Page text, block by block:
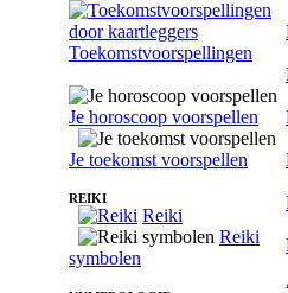
Toekomstvoorspellingen
Je horoscoop voorspellen
Je toekomst voorspellen
REIKI
Reiki
Reiki
symbolen